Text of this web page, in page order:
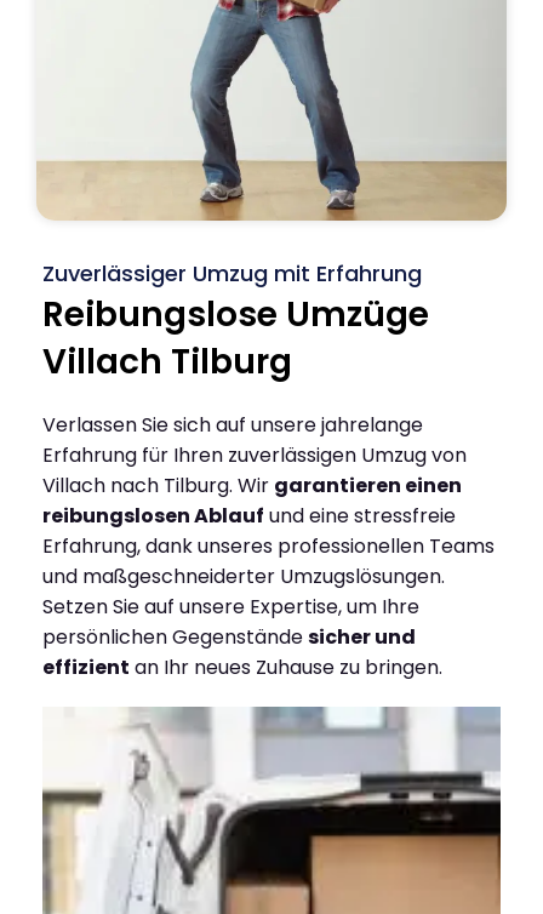
Zuverlässiger Umzug mit Erfahrung
Reibungslose Umzüge
Villach Tilburg
Verlassen Sie sich auf unsere jahrelange
Erfahrung für Ihren zuverlässigen Umzug von
Villach nach Tilburg. Wir garantieren einen
reibungslosen Ablauf und eine stressfreie
Erfahrung, dank unseres professionellen Teams
und maßgeschneiderter Umzugslösungen.
Setzen Sie auf unsere Expertise, um Ihre
persönlichen Gegenständesicher und
effizient an Ihr neues Zuhause zu bringen.